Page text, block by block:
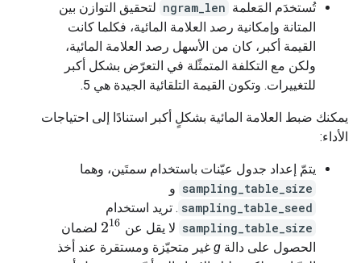
تُستخدَم المَعلمة ngram_len لتحقيق التوازن بين
المتانة وإمكانية رصد العلامة المائية، فكلما كانت
القيمة أكبر، كان من الأسهل رصد العلامة المائية،
ولكن مع التكلفة المتمثّلة في التعرّض بشكل أكبر
للتغييرات. وتكون القيمة التلقائية الجيدة هي 5.
يمكنك ضبط العلامة المائية بشكلٍ أكبر استنادًا إلى احتياجات
الأداء:
يتمّ إعداد جدول عيّنات باستخدام سمتَين، وهما
sampling_table_size و
sampling_table_seed . تريد استخدام
sampling_table_size لا يقل عن 216
لضمان
الحصول على دالة g غير متحيّزة ومستقرة عند أخذ